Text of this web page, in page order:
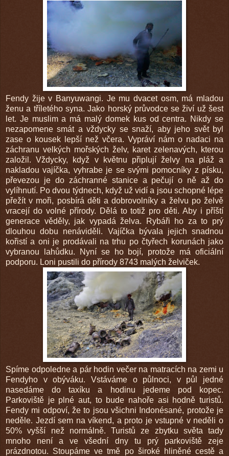
Fendy žije v Banyuwangi. Je mu dvacet osm, má mladou
ženu a tříletého syna. Jako horský průvodce se živí už šest
let. Je muslim a má malý domek kus od centra. Nikdy se
nezapomene smát a vždycky se snaží, aby jeho svět byl
zase o kousek lepší než včera. Vypráví nám o nadaci na
záchranu velkých mořských želv, karet zelenavých, kterou
založil. Vždycky, když v květnu připlují želvy na pláž a
nakladou vajíčka, vyhrabe je se svými pomocníky z písku,
převezou je do záchranné stanice a pečují o ně až do
vylíhnutí. Po dvou týdnech, když už vidí a jsou schopné lépe
přežít v moři, posbírá děti a dobrovolníky a želvu po želvě
vracejí do volné přírody. Dělá to totiž pro děti. Aby i příští
generace věděly, jak vypadá želva. Rybáři ho za to prý
dlouhou dobu nenáviděli. Vajíčka bývala jejich snadnou
kořistí a oni je prodávali na trhu po čtyřech korunách jako
vybranou lahůdku. Nyní se ho bojí, protože má oficiální
podporu. Loni pustili do přírody 8743 malých želviček.
Spíme odpoledne a pár hodin večer na matracích na zemi u
Fendyho v obýváku. Vstáváme o půlnoci, v půl jedné
nasedáme do taxíku a hodinu jedeme pod kopec.
Parkoviště je plné aut, to bude nahoře asi hodně turistů.
Fendy mi odpoví, že to jsou všichni Indonésané, protože je
neděle. Jezdí sem na víkend, a proto je vstupné v neděli o
50% vyšší než normálně. Turistů ze zbytku světa tady
mnoho není a ve všední dny tu prý parkoviště zeje
prázdnotou. Stoupáme ve tmě po široké hliněné cestě a